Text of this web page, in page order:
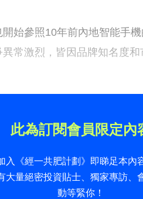
始參照10年前內地智能手
常激烈，皆因品牌知名度
此為訂閱會員限定內
入《經一共肥計劃》即睇足本內
大量絕密投資貼士、獨家專訪、
動等緊你！